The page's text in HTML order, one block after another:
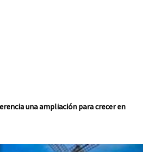
una ampliación para crecer en